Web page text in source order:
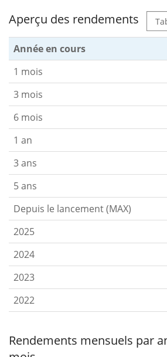
Aperçu des rendements
Année en cours
1 mois
3 mois
6 mois
1 an
3 ans
5 ans
Depuis le lancement (MAX)
2025
2024
2023
2022
Rendements mensuels par